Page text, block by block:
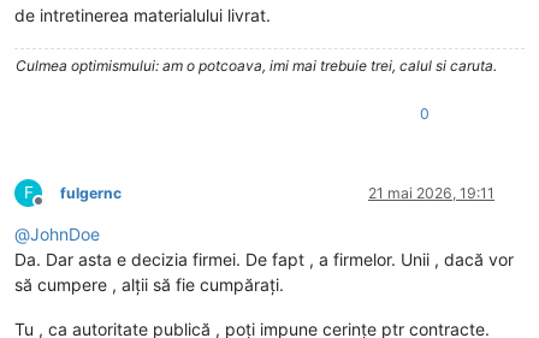
de intretinerea materialului livrat.
Culmea optimismului: am o potcoava, imi mai trebuie trei, calul si caruta.
0
F
Deconectat
fulgernc 21 mai 2026, 19:11
@JohnDoe
Da. Dar asta e decizia firmei. De fapt , a firmelor. Unii , dacă vor
să cumpere , alții să fie cumpărați.
Tu , ca autoritate publică , poți impune cerințe ptr contracte.